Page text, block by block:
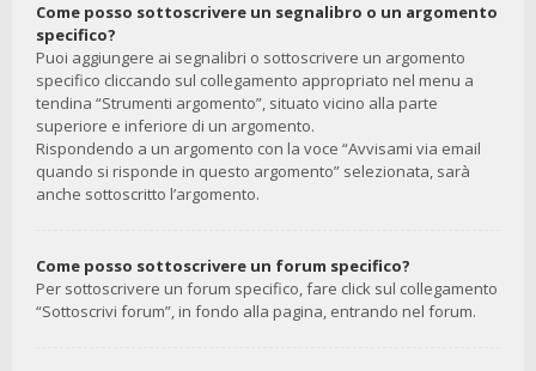
Come posso sottoscrivere un segnalibro o un argomento
specifico?
Puoi aggiungere ai segnalibri o sottoscrivere un argomento
specifico cliccando sul collegamento appropriato nel menu a
tendina “Strumenti argomento”, situato vicino alla parte
superiore e inferiore di un argomento.
Rispondendo a un argomento con la voce “Avvisami via email
quando si risponde in questo argomento” selezionata, sarà
anche sottoscritto l’argomento.
Come posso sottoscrivere un forum specifico?
Per sottoscrivere un forum specifico, fare click sul collegamento
“Sottoscrivi forum”, in fondo alla pagina, entrando nel forum.